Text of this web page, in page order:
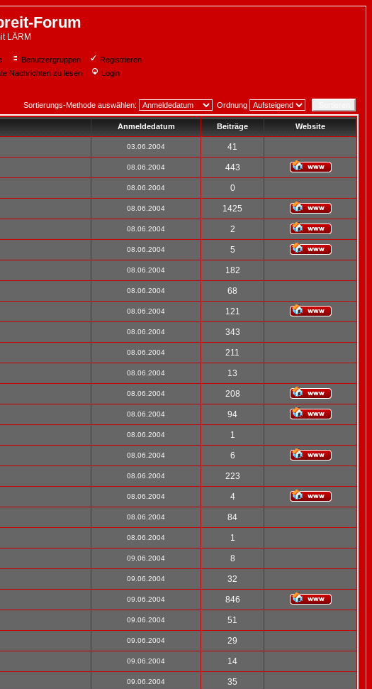
Forum
LÄRM
Benutzergruppen
Registrieren
Nachrichten zu lesen Login
Sortierungs-Methode auswählen: Ordnung
Anmeldedatum Beiträge Website
03.06.2004 41
08.06.2004 443
08.06.2004 0
08.06.2004 1425
08.06.2004 2
08.06.2004 5
08.06.2004 182
08.06.2004 68
08.06.2004 121
08.06.2004 343
08.06.2004 211
08.06.2004 13
08.06.2004 208
08.06.2004 94
08.06.2004 1
08.06.2004 6
08.06.2004 223
08.06.2004 4
08.06.2004 84
08.06.2004 1
09.06.2004 8
09.06.2004 32
09.06.2004 846
09.06.2004 51
09.06.2004 29
09.06.2004 14
09.06.2004 35